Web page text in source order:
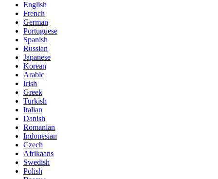
English
French
German
Portuguese
Spanish
Russian
Japanese
Korean
Arabic
Irish
Greek
Turkish
Italian
Danish
Romanian
Indonesian
Czech
Afrikaans
Swedish
Polish